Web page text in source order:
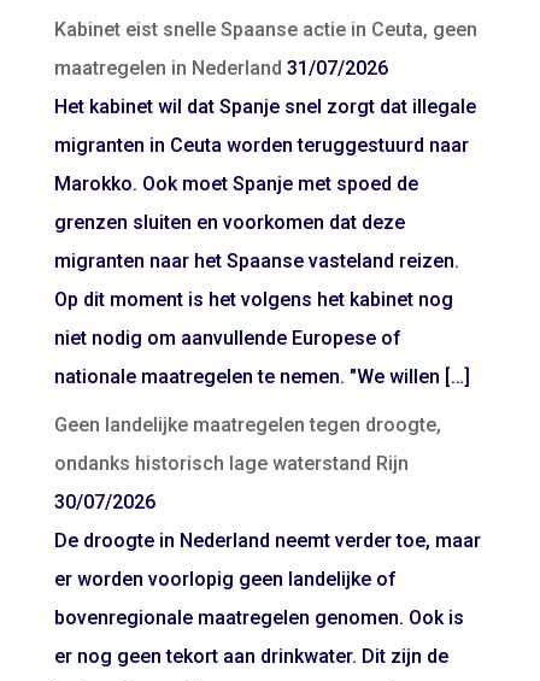
Kabinet eist snelle Spaanse actie in Ceuta, geen
maatregelen in Nederland 31/07/2026
Het kabinet wil dat Spanje snel zorgt dat illegale
migranten in Ceuta worden teruggestuurd naar
Marokko. Ook moet Spanje met spoed de
grenzen sluiten en voorkomen dat deze
migranten naar het Spaanse vasteland reizen.
Op dit moment is het volgens het kabinet nog
niet nodig om aanvullende Europese of
nationale maatregelen te nemen. "We willen […]
Geen landelijke maatregelen tegen droogte,
ondanks historisch lage waterstand Rijn
30/07/2026
De droogte in Nederland neemt verder toe, maar
er worden voorlopig geen landelijke of
bovenregionale maatregelen genomen. Ook is
er nog geen tekort aan drinkwater. Dit zijn de